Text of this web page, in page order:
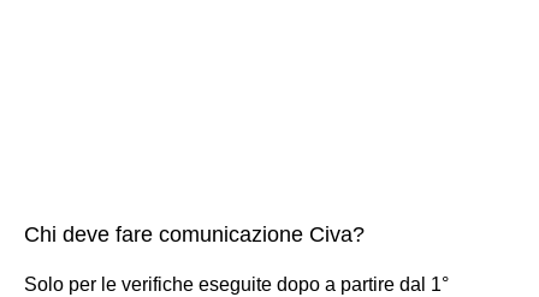
Chi deve fare comunicazione Civa?
Solo per le verifiche eseguite dopo a partire dal 1°